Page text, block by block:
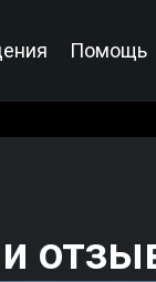
Помощь